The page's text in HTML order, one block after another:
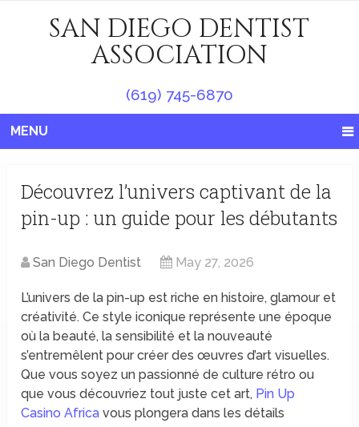
SAN DIEGO DENTIST
ASSOCIATION
(619) 745-6870
MENU
Découvrez l’univers captivant de la
pin-up : un guide pour les débutants
San Diego Dentist May 27, 2026
L’univers de la pin-up est riche en histoire, glamour et
créativité. Ce style iconique représente une époque
où la beauté, la sensibilité et la nouveauté
s’entremêlent pour créer des œuvres d’art visuelles.
Que vous soyez un passionné de culture rétro ou
que vous découvriez tout juste cet art, Pin Up
Casino Africa vous plongera dans les détails